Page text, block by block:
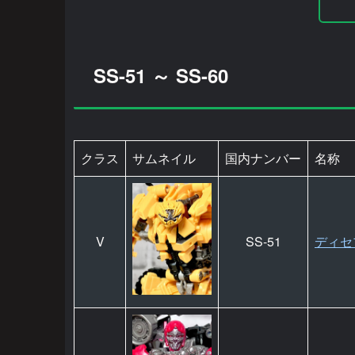
SS-51 ～ SS-60
クラス サムネイル 国内ナンバー 名称
V SS-51 ディ